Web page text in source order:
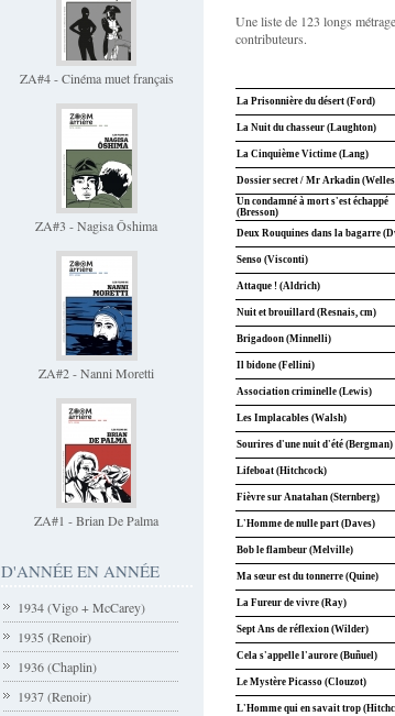
ZA#4 - Cinéma muet français
ZA#3 - Nagisa Ôshima
ZA#2 - Nanni Moretti
ZA#1 - Brian De Palma
D'ANNÉE EN ANNÉE
1934 (Vigo + McCarey)
1935 (Renoir)
1936 (Chaplin)
1937 (Renoir)
Une liste de 123 longs
contributeurs.
La Prisonnière du désert (Ford)
La Nuit du chasseur (Laughton)
La Cinquième Victime (Lang)
Dossier secret / Mr Arkadin
Un condamné à mort s'est échappé
(Bresson)
Deux Rouquines dans la bagarre
Senso (Visconti)
Attaque ! (Aldrich)
Nuit et brouillard (Resnais, cm)
Brigadoon (Minnelli)
Il bidone (Fellini)
Association criminelle (Lewis)
Les Implacables (Walsh)
Sourires d'une nuit d'été (Bergman)
Lifeboat (Hitchcock)
Fièvre sur Anatahan (Sternberg)
L'Homme de nulle part (Daves)
Bob le flambeur (Melville)
Ma sœur est du tonnerre (Quine)
La Fureur de vivre (Ray)
Sept Ans de réflexion (Wilder)
Cela s'appelle l'aurore (Buñuel)
Le Mystère Picasso (Clouzot)
L'Homme qui en savait trop